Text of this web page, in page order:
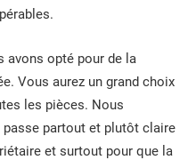
avons opté pour de la
Vous aurez un grand choix
les pièces. Nous
partout et plutôt claire
et surtout pour que la